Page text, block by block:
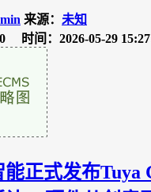
来源： 未知
时间：2026-05-29
正式发布Tuya